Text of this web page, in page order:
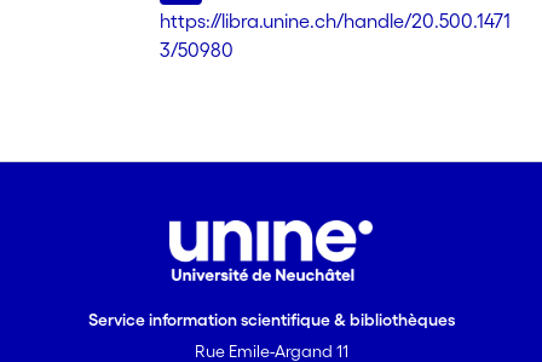
https://libra.unine.ch/handle/20.500.1471
3/50980
Service information scientifique & bibliothèques
Rue Emile-Argand 11